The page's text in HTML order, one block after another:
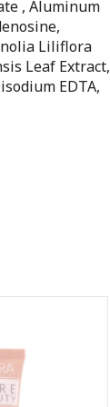
, Aluminum
Liliflora
Leaf Extract,
EDTA,